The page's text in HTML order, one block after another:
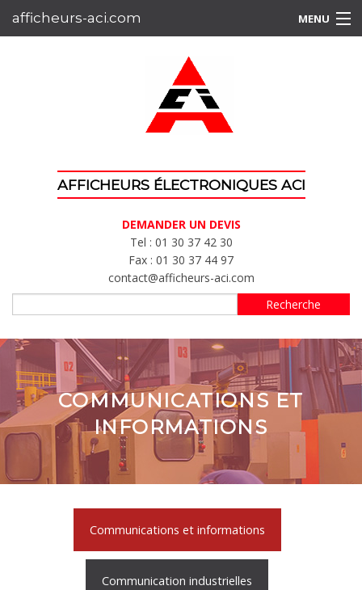
Aller au contenu principal
afficheurs-aci.com MENU
milieu sportif
L'entreprise
Contact
Plan d'accès
AFFICHEURS ÉLECTRONIQUES ACI
DEMANDER UN DEVIS
Tel : 01 30 37 42 30
Fax : 01 30 37 44 97
contact@afficheurs-aci.com
Formulaire de recherche
Recherche
COMMUNICATIONS ET
INFORMATIONS
Communications et informations
Communication industrielles